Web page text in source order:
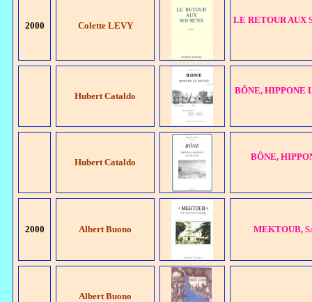
2000 Colette LEVY
LE RETOUR AUX
Hubert Cataldo
BÔNE, HIPPONE
Hubert Cataldo
BÔNE,
2000 Albert Buono MEKTOUB,
Albert Buono